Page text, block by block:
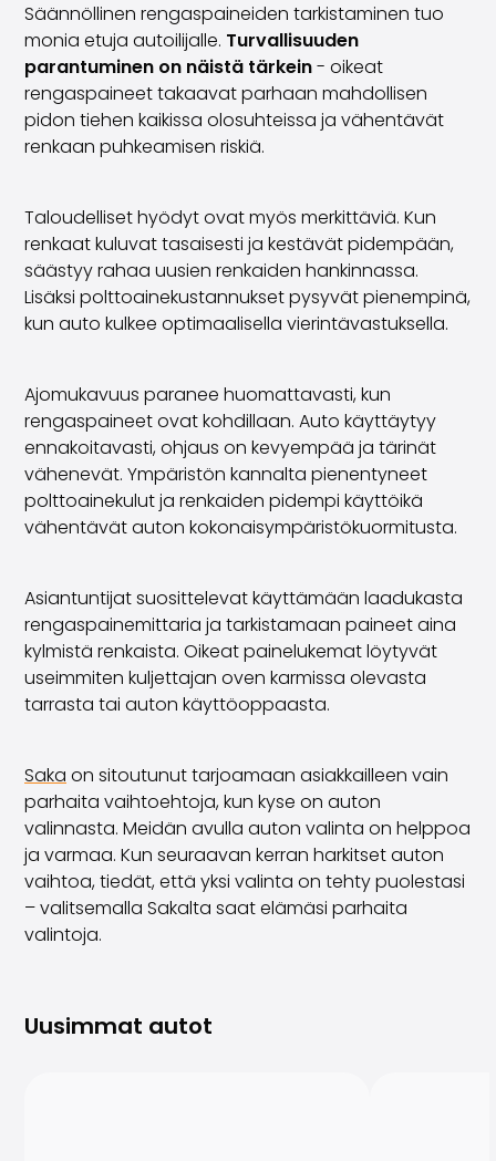
Säännöllinen rengaspaineiden tarkistaminen tuo
monia etuja autoilijalle. Turvallisuuden
parantuminen on näistä tärkein- oikeat
rengaspaineet takaavat parhaan mahdollisen
pidon tiehen kaikissa olosuhteissa ja vähentävät
renkaan puhkeamisen riskiä.
Taloudelliset hyödyt ovat myös merkittäviä. Kun
renkaat kuluvat tasaisesti ja kestävät pidempään,
säästyy rahaa uusien renkaiden hankinnassa.
Lisäksi polttoainekustannukset pysyvät pienempinä,
kun auto kulkee optimaalisella vierintävastuksella.
Ajomukavuus paranee huomattavasti, kun
rengaspaineet ovat kohdillaan. Auto käyttäytyy
ennakoitavasti, ohjaus on kevyempää ja tärinät
vähenevät. Ympäristön kannalta pienentyneet
polttoainekulut ja renkaiden pidempi käyttöikä
vähentävät auton kokonaisympäristökuormitusta.
Asiantuntijat suosittelevat käyttämään laadukasta
rengaspainemittaria ja tarkistamaan paineet aina
kylmistä renkaista. Oikeat painelukemat löytyvät
useimmiten kuljettajan oven karmissa olevasta
tarrasta tai auton käyttöoppaasta.
Saka on sitoutunut tarjoamaan asiakkailleen vain
parhaita vaihtoehtoja, kun kyse on auton
valinnasta. Meidän avulla auton valinta on helppoa
ja varmaa. Kun seuraavan kerran harkitset auton
vaihtoa, tiedät, että yksi valinta on tehty puolestasi
– valitsemalla Sakalta saat elämäsi parhaita
valintoja.
Uusimmat autot